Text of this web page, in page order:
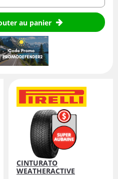
au panier
CINTURATO
WEATHERACTIVE